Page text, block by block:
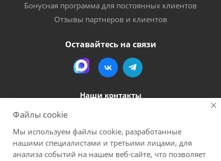
Бонусная программа для постоянных клиентов
Отзывы партнеров и клиентов
Оставайтесь на связи
Наши контакты
megapack-secr@inbox.ru
Файлы cookie
Мы используем файлы cookie, разработанные
нашими специалистами и третьими лицами, для
анализа событий на нашем веб-сайте, что позволяет